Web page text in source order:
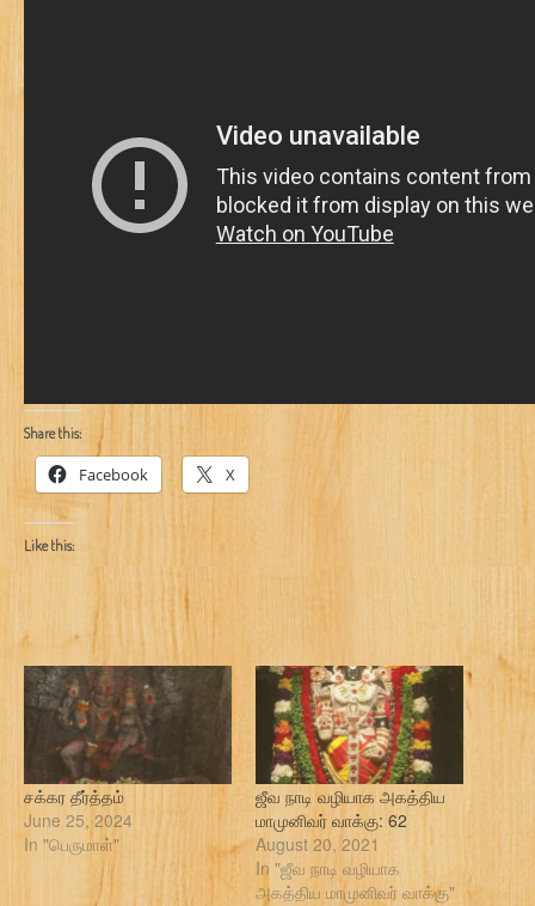
Share this:
Facebook X
Like this:
சக்கர தீர்த்தம்
June 25, 2024
In "பெருமாள்"
ஜீவ நாடி வழியாக அகத்திய
மாமுனிவர் வாக்கு: 62
August 20, 2021
In "ஜீவ நாடி வழியாக
அகத்திய மாமுனிவர் வாக்கு"